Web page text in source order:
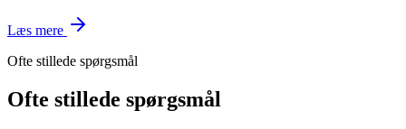
Læs mere
Ofte stillede spørgsmål
Ofte stillede spørgsmål